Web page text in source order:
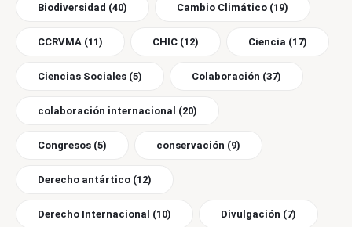
Biodiversidad (40) Cambio Climático (19)
CCRVMA (11) CHIC (12) Ciencia (17)
Ciencias Sociales (5) Colaboración (37)
colaboración internacional (20)
Congresos (5) conservación (9)
Derecho antártico (12)
Derecho Internacional (10) Divulgación (7)